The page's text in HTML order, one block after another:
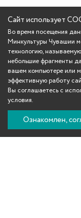
Сайт использует
Во время посещения
Минкультуры Чувашии
технологию,
небольшие фрагменты
вашем компьютере или
эффективную работу
Вы соглашаетесь с
условия.
Ознакомлен,